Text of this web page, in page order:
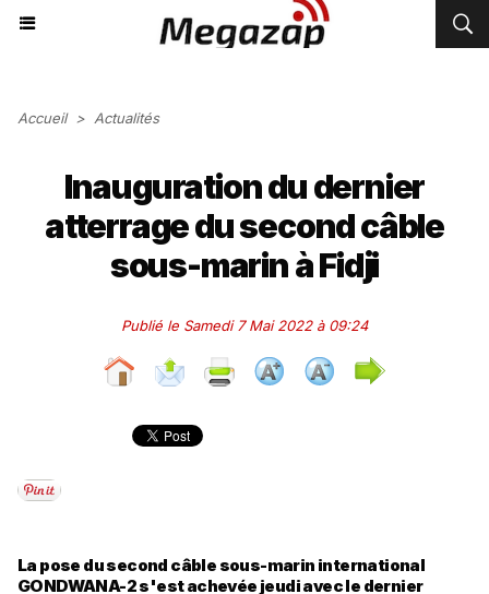
Accueil > Actualités
Inauguration du dernier
atterrage du second câble
sous-marin à Fidji
Publié le Samedi 7 Mai 2022 à 09:24
La pose du second câble sous-marin international
GONDWANA-2 s'est achevée jeudi avec le dernier